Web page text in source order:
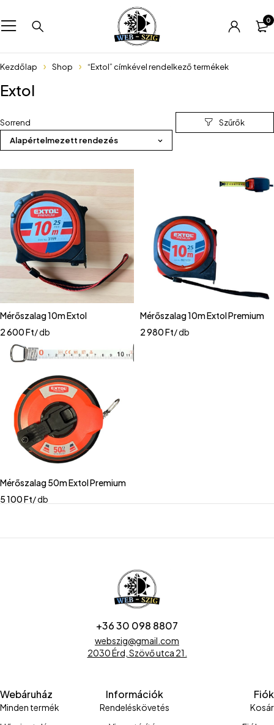
0
Kezdőlap Shop “Extol” címkével rendelkező termékek
Extol
Sorrend
Alapértelmezett rendezés
Mérőszalag 10m Extol
2 600Ft/ db
Mérőszalag 10m Extol Premium
2 980Ft/ db
Mérőszalag 50m Extol Premium
5 100Ft/ db
+36 30 098 8807
webszig@gmail.com
2030 Érd, Szövő utca 21.
Webáruház
Minden termék
Információk
Rendeléskövetés
Fiók
Kosár